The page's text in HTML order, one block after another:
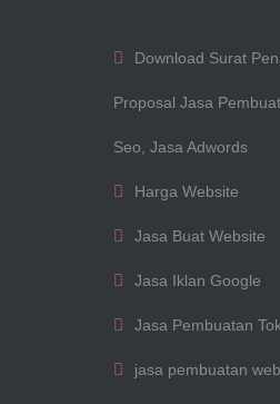
Download Surat
Proposal Jasa
Seo, Jasa Adwords
Harga Website
Jasa Buat Website
Jasa Iklan Google
Jasa Pembuatan
jasa pembuatan